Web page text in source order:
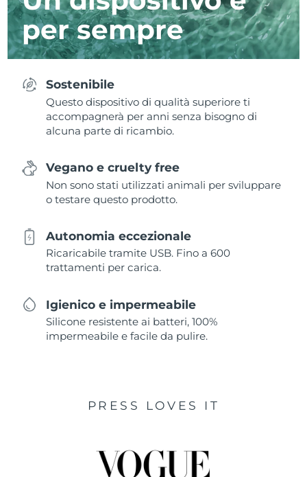
per sempre
Sostenibile
Questo dispositivo di qualità superiore ti
accompagnerà per anni senza bisogno di
alcuna parte di ricambio.
Vegano e cruelty free
Non sono stati utilizzati animali per sviluppare
o testare questo prodotto.
Autonomia eccezionale
Ricaricabile tramite USB. Fino a 600
trattamenti per carica.
Igienico e impermeabile
Silicone resistente ai batteri, 100%
impermeabile e facile da pulire.
PRESS LOVES IT